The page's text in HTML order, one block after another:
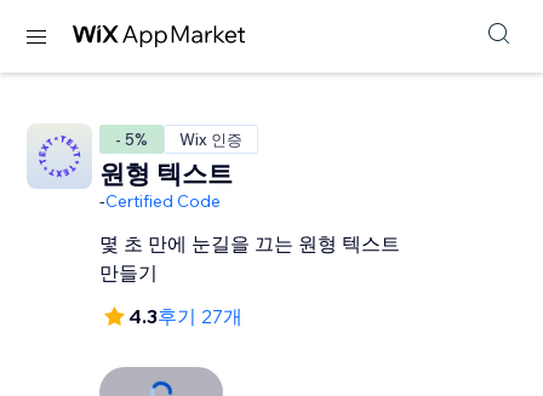
- 5% Wix 인증
원형 텍스트
-Certified Code
몇 초 만에 눈길을 끄는 원형 텍스트
만들기
4.3후기 27개